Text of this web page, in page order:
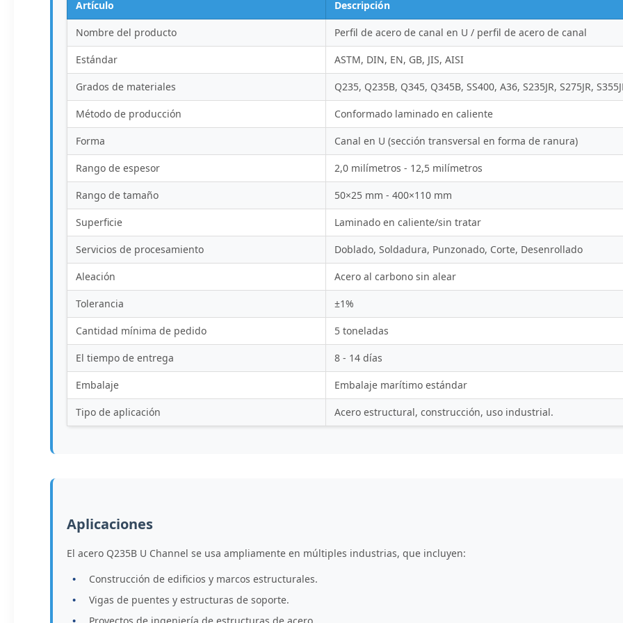
Artículo Descripción
Nombre del producto Perfil de acero de canal en U / perfil de acero de canal
Estándar ASTM, DIN, EN, GB, JIS, AISI
Grados de materiales Q235, Q235B, Q345, Q345B, SS400, A36, S235JR, S275JR,
Método de producción Conformado laminado en caliente
Forma Canal en U (sección transversal en forma de ranura)
Rango de espesor 2,0 milímetros - 12,5 milímetros
Rango de tamaño 50×25 mm - 400×110 mm
Superficie Laminado en caliente/sin tratar
Servicios de procesamiento Doblado, Soldadura, Punzonado, Corte, Desenrollado
Aleación Acero al carbono sin alear
Tolerancia ±1%
Cantidad mínima de pedido 5 toneladas
El tiempo de entrega 8 - 14 días
Embalaje Embalaje marítimo estándar
Tipo de aplicación Acero estructural, construcción, uso industrial.
Aplicaciones
El acero Q235B U Channel se usa ampliamente en múltiples industrias, que incluyen:
Construcción de edificios y marcos estructurales.
Vigas de puentes y estructuras de soporte.